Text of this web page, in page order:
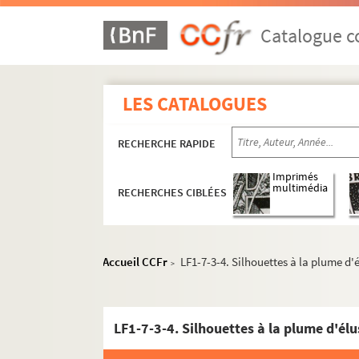
Catalogue
LES CATALOGUES
RECHERCHE RAPIDE
RECHERCHES CIBLÉES
Imprimés
multimédia
Accueil CCFr > LF1-7-3-4. Silhouettes à la plume
LF1-7-3-4. Silhouettes à la plume